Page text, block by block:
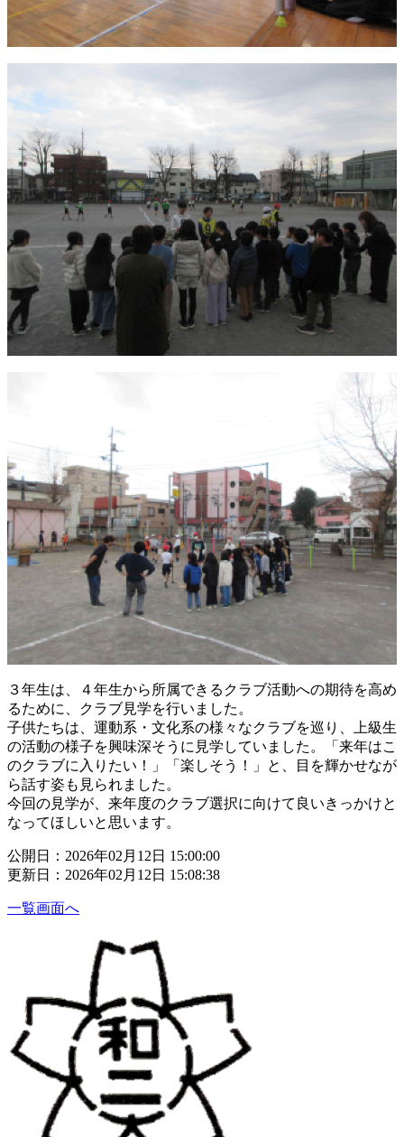
３年生は、４年生から所属できるクラブ活動への期待を高め
るために、クラブ見学を行いました。
子供たちは、運動系・文化系の様々なクラブを巡り、上級生
の活動の様子を興味深そうに見学していました。「来年はこ
のクラブに入りたい！」「楽しそう！」と、目を輝かせなが
ら話す姿も見られました。
今回の見学が、来年度のクラブ選択に向けて良いきっかけと
なってほしいと思います。
公開日：2026年02月12日 15:00:00
更新日：2026年02月12日 15:08:38
一覧画面へ